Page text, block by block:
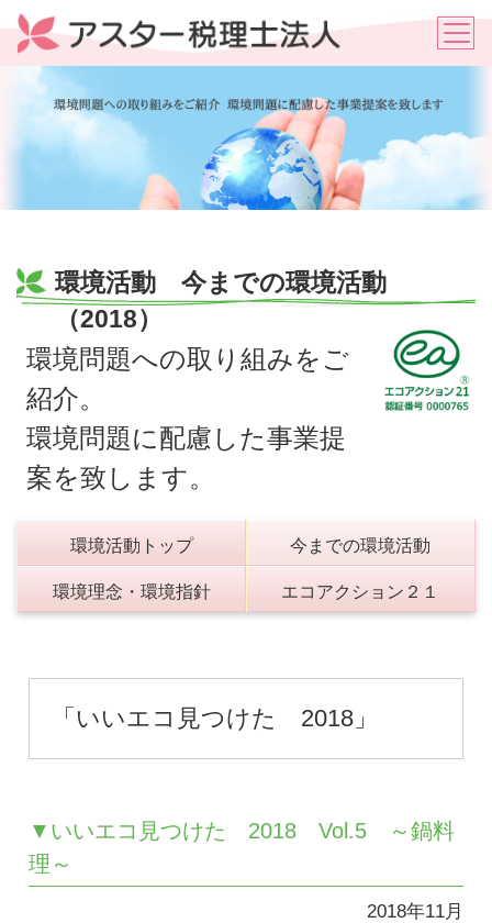
環境活動 今までの環境活動
（2018）
環境問題への取り組みをご
紹介。
環境問題に配慮した事業提
案を致します。
環境活動トップ 今までの環境活動
環境理念・環境指針 エコアクション２１
「いいエコ見つけた 2018」
▼いいエコ見つけた 2018 Vol.5 ～鍋料
理～
2018年11月